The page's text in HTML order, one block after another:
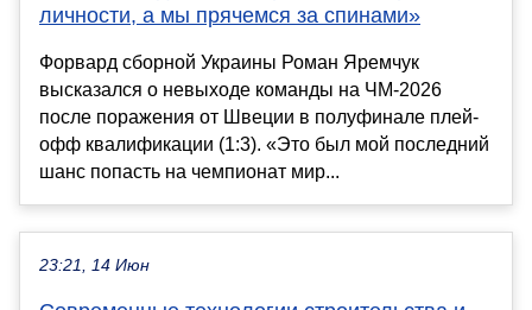
личности, а мы прячемся за спинами»
Форвард сборной Украины Роман Яремчук
высказался о невыходе команды на ЧМ-2026
после поражения от Швеции в полуфинале плей-
офф квалификации (1:3). «Это был мой последний
шанс попасть на чемпионат мир...
23:21, 14 Июн